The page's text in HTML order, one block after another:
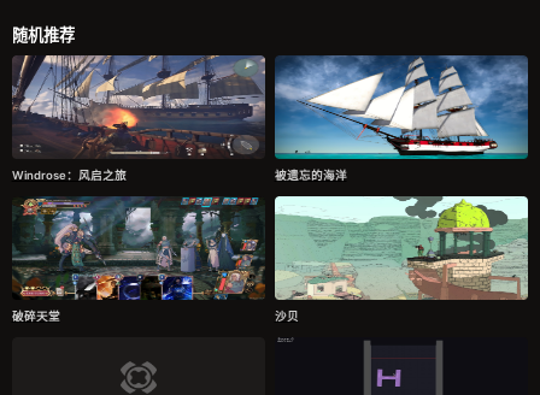
随机推荐
Windrose：风启之旅 被遗忘的海洋
破碎天堂 沙贝